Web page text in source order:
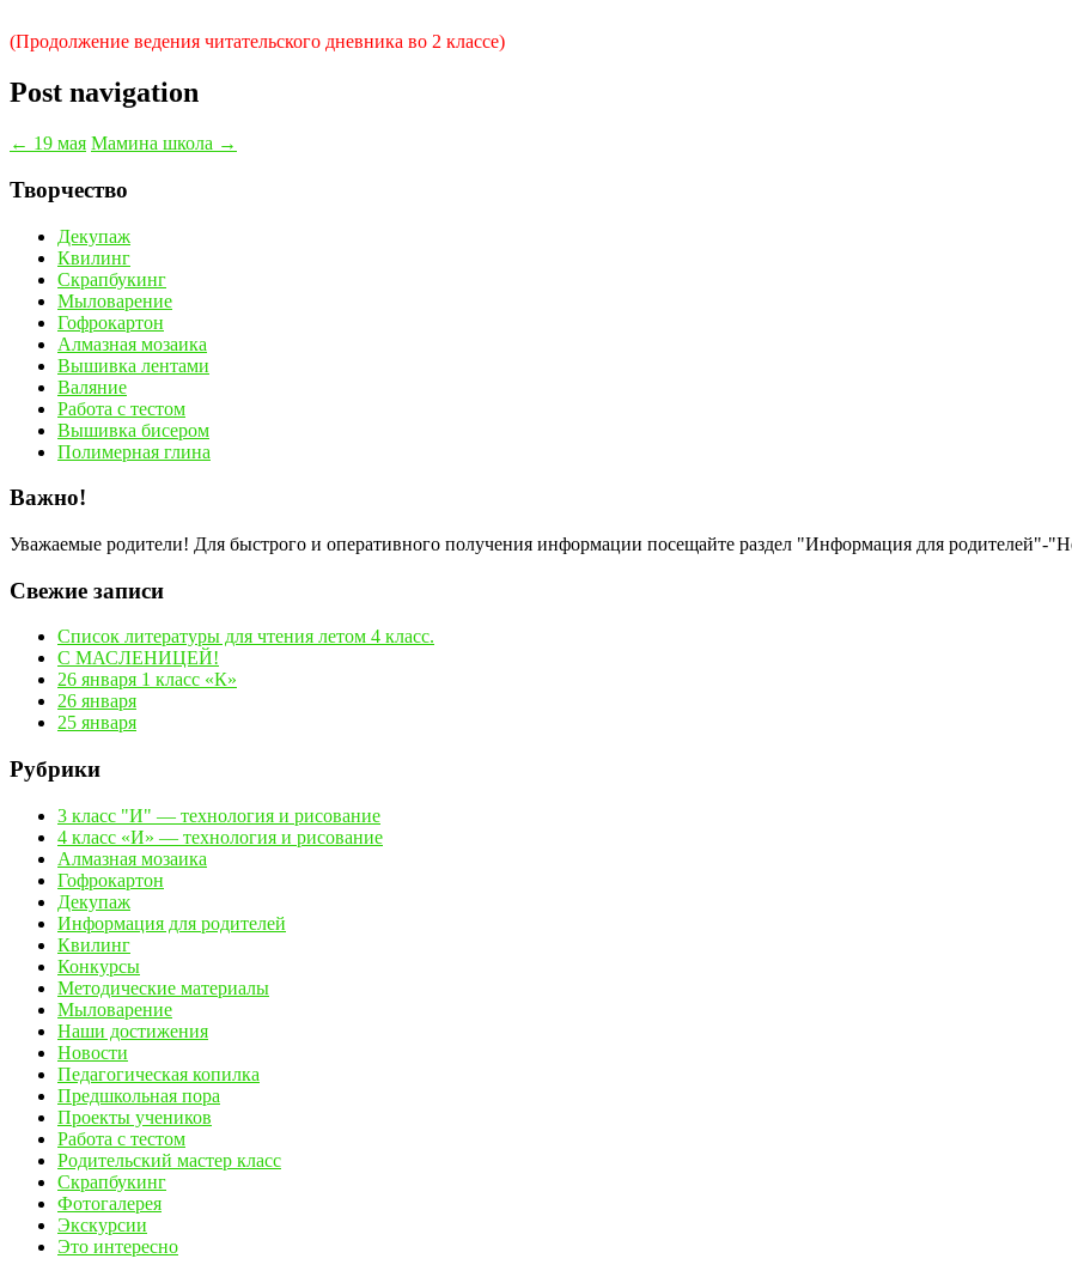
(Продолжение ведения читательского дневника во 2 классе)
Post navigation
← 19 мая Мамина школа →
Творчество
Декупаж
Квилинг
Скрапбукинг
Мыловарение
Гофрокартон
Алмазная мозаика
Вышивка лентами
Валяние
Работа с тестом
Вышивка бисером
Полимерная глина
Важно!
Уважаемые родители! Для быстрого и оперативного получения информации посещайте раздел "Информация для родителей"-
Свежие записи
Список литературы для чтения летом 4 класс.
С МАСЛЕНИЦЕЙ!
26 января 1 класс «К»
26 января
25 января
Рубрики
3 класс "И" — технология и рисование
4 класс «И» — технология и рисование
Алмазная мозаика
Гофрокартон
Декупаж
Информация для родителей
Квилинг
Конкурсы
Методические материалы
Мыловарение
Наши достижения
Новости
Педагогическая копилка
Предшкольная пора
Проекты учеников
Работа с тестом
Родительский мастер класс
Скрапбукинг
Фотогалерея
Экскурсии
Это интересно